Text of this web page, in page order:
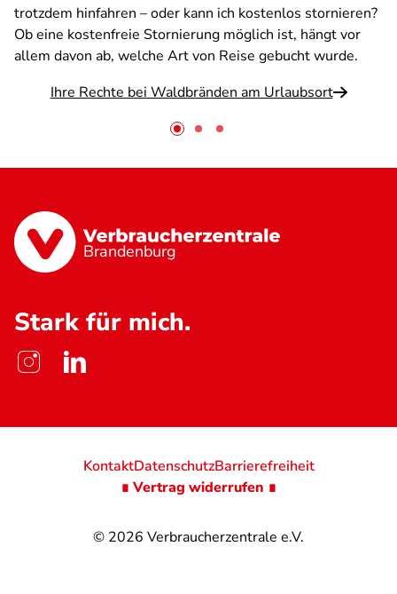
trotzdem hinfahren – oder kann ich kostenlos stornieren?
Ob eine kostenfreie Stornierung möglich ist, hängt vor
allem davon ab, welche Art von Reise gebucht wurde.
Ihre Rechte bei Waldbränden am Urlaubsort
Brandenburg
Stark für mich.
© 2026 Verbraucherzentrale e.V.
KontaktDatenschutzBarrierefreiheit
∎ Vertrag widerrufen ∎